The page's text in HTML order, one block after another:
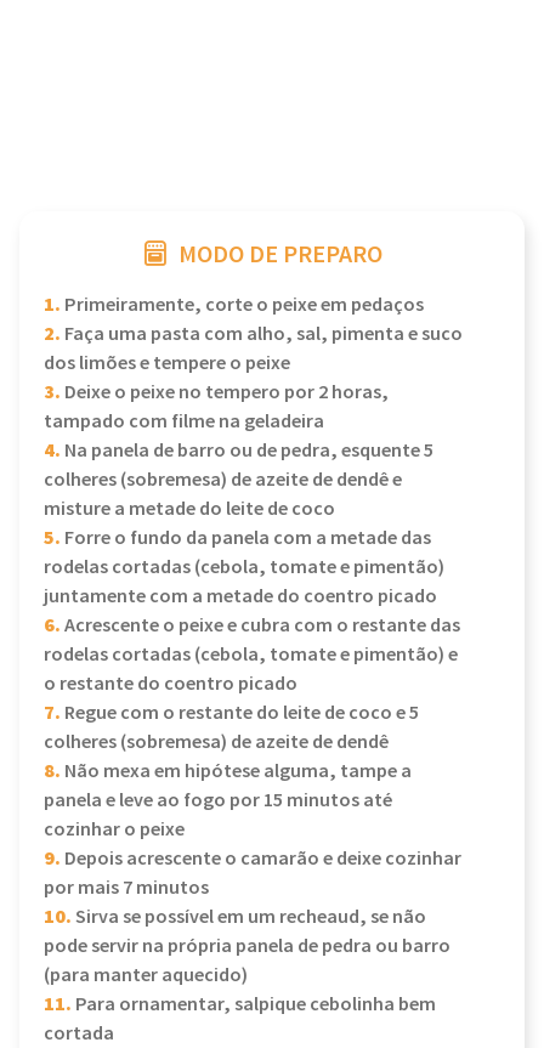
MODO DE PREPARO
1. Primeiramente, corte o peixe em pedaços
2. Faça uma pasta com alho, sal, pimenta e suco
dos limões e tempere o peixe
3. Deixe o peixe no tempero por 2 horas,
tampado com filme na geladeira
4. Na panela de barro ou de pedra, esquente 5
colheres (sobremesa) de azeite de dendê e
misture a metade do leite de coco
5. Forre o fundo da panela com a metade das
rodelas cortadas (cebola, tomate e pimentão)
juntamente com a metade do coentro picado
6.Acrescente o peixe e cubra com o restante das
rodelas cortadas (cebola, tomate e pimentão) e
o restante do coentro picado
7. Regue com o restante do leite de coco e 5
colheres (sobremesa) de azeite de dendê
8. Não mexa em hipótese alguma, tampe a
panela e leve ao fogo por 15 minutos até
cozinhar o peixe
9. Depois acrescente o camarão e deixe cozinhar
por mais 7 minutos
10.Sirva se possível em um recheaud, se não
pode servir na própria panela de pedra ou barro
(para manter aquecido)
11. Para ornamentar, salpique cebolinha bem
cortada